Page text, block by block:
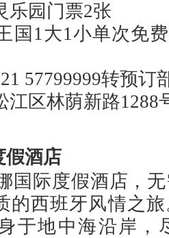
乐园门票2张
国1大1小单次免
57799999转预订
江区林荫新路1288
假酒店
国际度假酒店，
的西班牙风情之
于地中海沿岸，